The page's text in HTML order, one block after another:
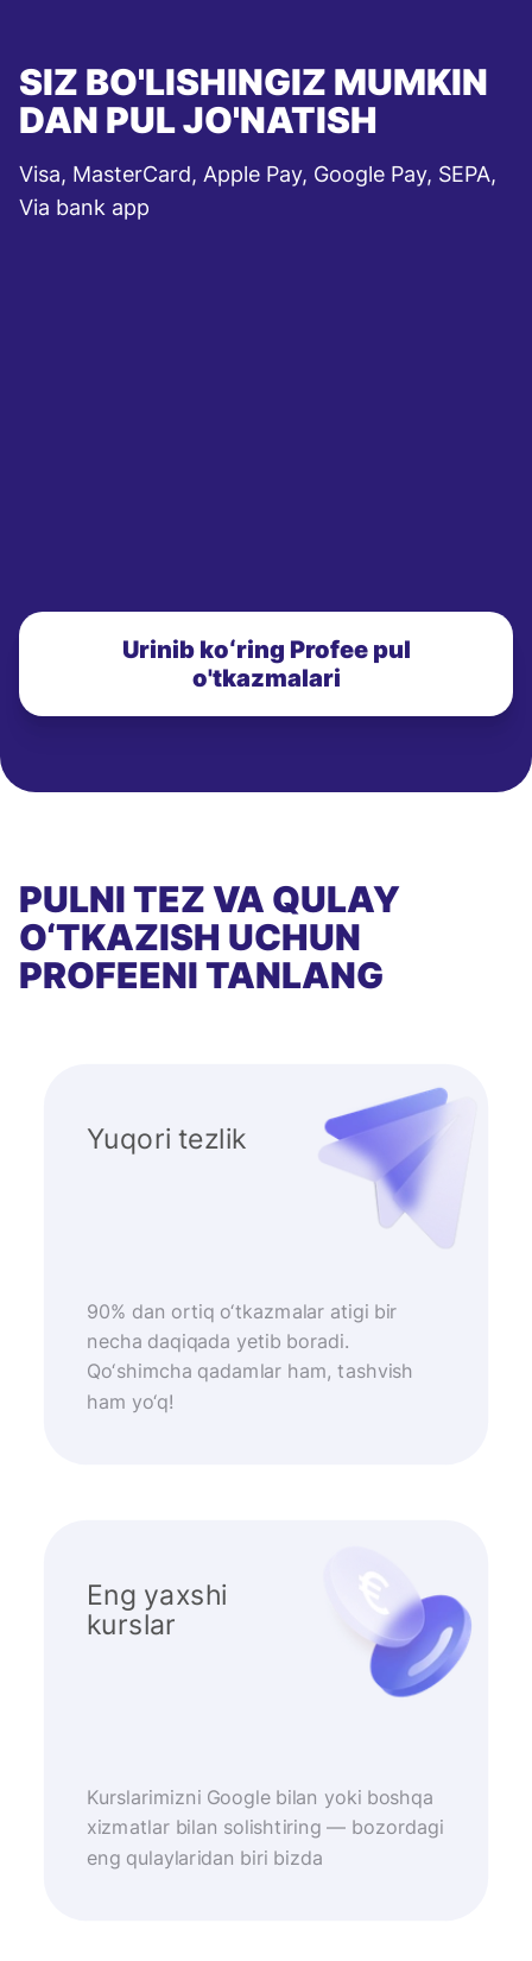
SIZ BO'LISHINGIZ MUMKIN
DAN PUL JO'NATISH
Visa, MasterCard, Apple Pay, Google Pay, SEPA,
Via bank app
Urinib koʻring Profee pul
o'tkazmalari
PULNI TEZ VA QULAY
O‘TKAZISH UCHUN
PROFEENI TANLANG
Yuqori tezlik
90% dan ortiq o‘tkazmalar atigi bir
necha daqiqada yetib boradi.
Qo‘shimcha qadamlar ham, tashvish
ham yo‘q!
Eng yaxshi
kurslar
Kurslarimizni Google bilan yoki boshqa
xizmatlar bilan solishtiring — bozordagi
eng qulaylaridan biri bizda